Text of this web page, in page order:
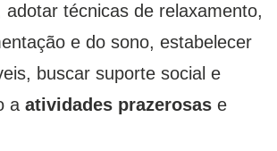
adotar técnicas de relaxamento,
e do sono, estabelecer
buscar suporte social e
a atividades prazerosas e